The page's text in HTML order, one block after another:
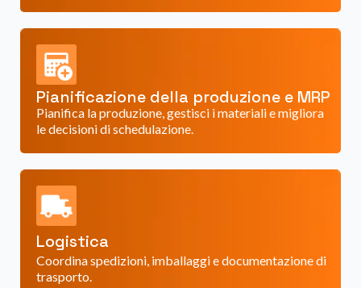
Pianificazione della produzione e MRP
Pianifica la produzione, gestisci i materiali e migliora
le decisioni di schedulazione.
Logistica
Coordina spedizioni, imballaggi e documentazione di
trasporto.